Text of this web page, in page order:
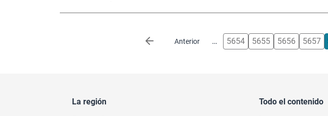
Anterior
Página anterior … 5654 5655 5656 5657
La región Todo el contenido